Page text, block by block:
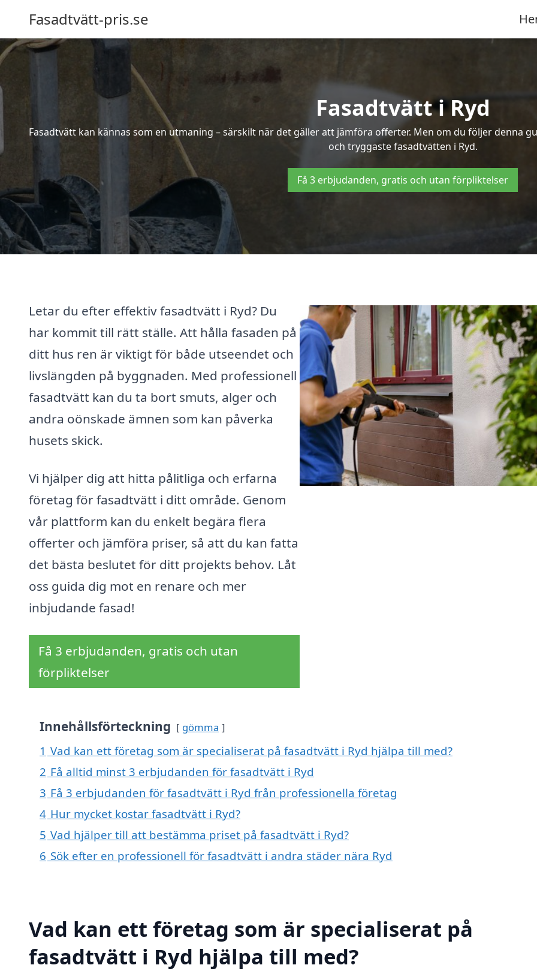
Fasadtvätt-pris.se
Fasadtvätt i Ryd
Fasadtvätt kan kännas som en utmaning – särskilt när det gäller att jämföra offerter. Men om du följer denna
och tryggaste fasadtvätten i Ryd.
Få 3 erbjudanden, gratis och utan förpliktelser
Letar du efter effektiv fasadtvätt i Ryd? Du
har kommit till rätt ställe. Att hålla fasaden på
ditt hus ren är viktigt för både utseendet och
livslängden på byggnaden. Med professionell
fasadtvätt kan du ta bort smuts, alger och
andra oönskade ämnen som kan påverka
husets skick.
Vi hjälper dig att hitta pålitliga och erfarna
företag för fasadtvätt i ditt område. Genom
vår plattform kan du enkelt begära flera
offerter och jämföra priser, så att du kan fatta
det bästa beslutet för ditt projekts behov. Låt
oss guida dig mot en renare och mer
inbjudande fasad!
Få 3 erbjudanden, gratis och utan
förpliktelser
Innehållsförteckning gömma
1 Vad kan ett företag som är specialiserat på fasadtvätt i Ryd hjälpa till med?
2 Få alltid minst 3 erbjudanden för fasadtvätt i Ryd
3 Få 3 erbjudanden för fasadtvätt i Ryd från professionella företag
4 Hur mycket kostar fasadtvätt i Ryd?
5 Vad hjälper till att bestämma priset på fasadtvätt i Ryd?
6 Sök efter en professionell för fasadtvätt i andra städer nära Ryd
Vad kan ett företag som är specialiserat på
fasadtvätt i Ryd hjälpa till med?